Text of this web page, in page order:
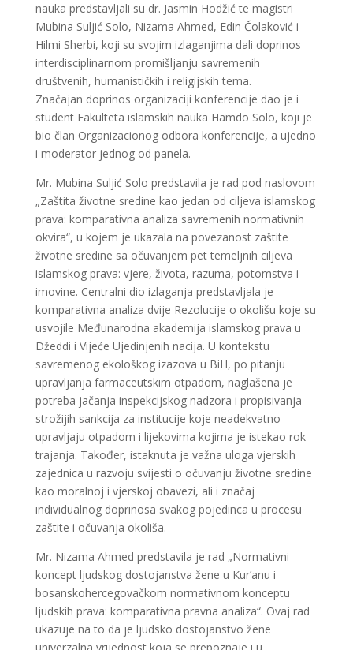
nauka predstavljali su dr. Jasmin Hodžić te magistri
Mubina Suljić Solo, Nizama Ahmed, Edin Čolaković i
Hilmi Sherbi, koji su svojim izlaganjima dali doprinos
interdisciplinarnom promišljanju savremenih
društvenih, humanističkih i religijskih tema.
Značajan doprinos organizaciji konferencije dao je i
student Fakulteta islamskih nauka Hamdo Solo, koji je
bio član Organizacionog odbora konferencije, a ujedno
i moderator jednog od panela.
Mr. Mubina Suljić Solo predstavila je rad pod naslovom
„Zaštita životne sredine kao jedan od ciljeva islamskog
prava: komparativna analiza savremenih normativnih
okvira“, u kojem je ukazala na povezanost zaštite
životne sredine sa očuvanjem pet temeljnih ciljeva
islamskog prava: vjere, života, razuma, potomstva i
imovine. Centralni dio izlaganja predstavljala je
komparativna analiza dvije Rezolucije o okolišu koje su
usvojile Međunarodna akademija islamskog prava u
Džeddi i Vijeće Ujedinjenih nacija. U kontekstu
savremenog ekološkog izazova u BiH, po pitanju
upravljanja farmaceutskim otpadom, naglašena je
potreba jačanja inspekcijskog nadzora i propisivanja
strožijih sankcija za institucije koje neadekvatno
upravljaju otpadom i lijekovima kojima je istekao rok
trajanja. Također, istaknuta je važna uloga vjerskih
zajednica u razvoju svijesti o očuvanju životne sredine
kao moralnoj i vjerskoj obavezi, ali i značaj
individualnog doprinosa svakog pojedinca u procesu
zaštite i očuvanja okoliša.
Mr. Nizama Ahmed predstavila je rad „Normativni
koncept ljudskog dostojanstva žene u Kur’anu i
bosanskohercegovačkom normativnom konceptu
ljudskih prava: komparativna pravna analiza“. Ovaj rad
ukazuje na to da je ljudsko dostojanstvo žene